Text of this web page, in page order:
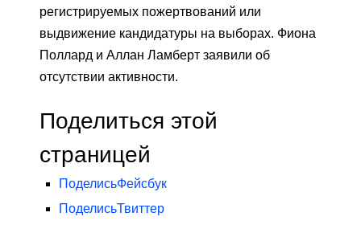
регистрируемых пожертвований или
выдвижение кандидатуры на выборах. Фиона
Поллард и Аллан Ламберт заявили об
отсутствии активности.
Поделиться этой
страницей
ПоделисьФейсбук
ПоделисьТвиттер